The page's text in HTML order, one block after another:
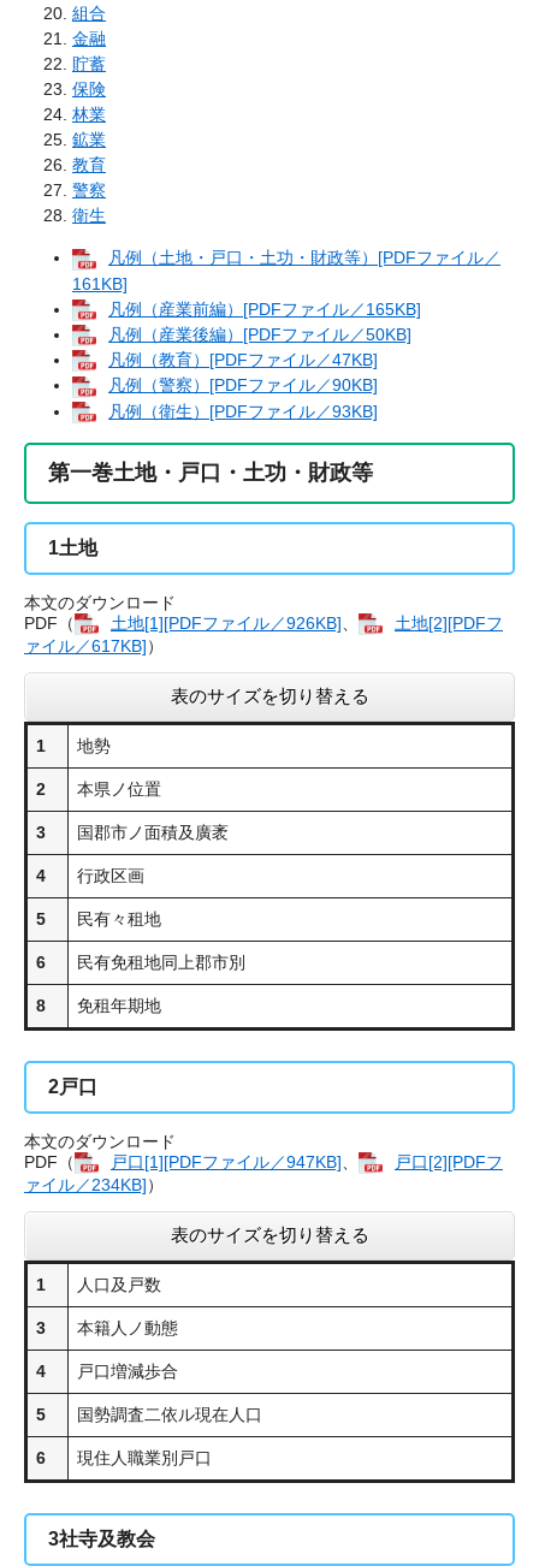
組合
金融
貯蓄
保険
林業
鉱業
教育
警察
衛生
凡例（土地・戸口・土功・財政等）[PDFファイル／
161KB]
凡例（産業前編）[PDFファイル／165KB]
凡例（産業後編）[PDFファイル／50KB]
凡例（教育）[PDFファイル／47KB]
凡例（警察）[PDFファイル／90KB]
凡例（衛生）[PDFファイル／93KB]
第一巻土地・戸口・土功・財政等
1土地
本文のダウンロード
PDF（
土地[1][PDFファイル／926KB]
土地[2][PDFフ
ァイル／617KB]）
表のサイズを切り替える
1 地勢
2 本県ノ位置
3 国郡市ノ面積及廣袤
4 行政区画
5 民有々租地
6 民有免租地同上郡市別
8 免租年期地
2戸口
本文のダウンロード
PDF（
戸口[1][PDFファイル／947KB]
戸口[2][PDFフ
ァイル／234KB]）
表のサイズを切り替える
1 人口及戸数
3 本籍人ノ動態
4 戸口増減歩合
5 国勢調査二依ル現在人口
6 現住人職業別戸口
3社寺及教会